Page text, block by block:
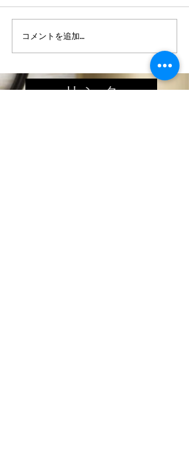
【床のワックスがけ♪】
コメントを追加…
リ ン ク